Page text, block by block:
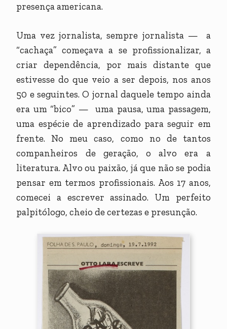
presença americana.
Uma vez jornalista, sempre jornalista — a
“cachaça” começava a se profissionalizar, a
criar dependência, por mais distante que
estivesse do que veio a ser depois, nos anos
50 e seguintes. O jornal daquele tempo ainda
era um “bico” — uma pausa, uma passagem,
uma espécie de aprendizado para seguir em
frente. No meu caso, como no de tantos
companheiros de geração, o alvo era a
literatura. Alvo ou paixão, já que não se podia
pensar em termos profissionais. Aos 17 anos,
comecei a escrever assinado. Um perfeito
palpitólogo, cheio de certezas e presunção.